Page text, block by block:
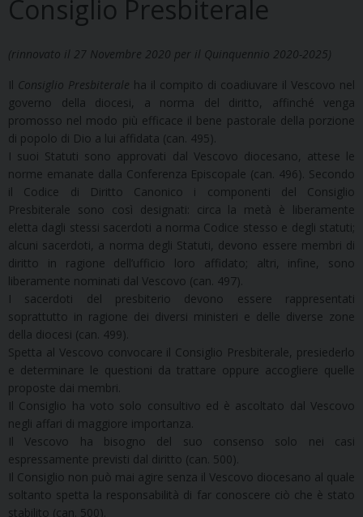
Consiglio Presbiterale
(rinnovato il 27 Novembre 2020 per il Quinquennio 2020-2025)
Il Consiglio Presbiterale ha il compito di coadiuvare il Vescovo nel
governo della diocesi, a norma del diritto, affinché venga
promosso nel modo più efficace il bene pastorale della porzione
di popolo di Dio a lui affidata (can. 495).
I suoi Statuti sono approvati dal Vescovo diocesano, attese le
norme emanate dalla Conferenza Episcopale (can. 496). Secondo
il Codice di Diritto Canonico i componenti del Consiglio
Presbiterale sono così designati: circa la metà è liberamente
eletta dagli stessi sacerdoti a norma Codice stesso e degli statuti;
alcuni sacerdoti, a norma degli Statuti, devono essere membri di
diritto in ragione dell’ufficio loro affidato; altri, infine, sono
liberamente nominati dal Vescovo (can. 497).
I sacerdoti del presbiterio devono essere rappresentati
soprattutto in ragione dei diversi ministeri e delle diverse zone
della diocesi (can. 499).
Spetta al Vescovo convocare il Consiglio Presbiterale, presiederlo
e determinare le questioni da trattare oppure accogliere quelle
proposte dai membri.
Il Consiglio ha voto solo consultivo ed è ascoltato dal Vescovo
negli affari di maggiore importanza.
Il Vescovo ha bisogno del suo consenso solo nei casi
espressamente previsti dal diritto (can. 500).
Il Consiglio non può mai agire senza il Vescovo diocesano al quale
soltanto spetta la responsabilità di far conoscere ciò che è stato
stabilito (can. 500).